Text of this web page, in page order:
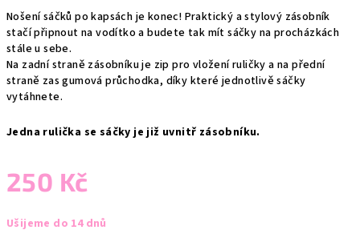
Nošení sáčků po kapsách je konec! Praktický a stylový zásobník
stačí připnout na vodítko a budete tak mít sáčky na procházkách
stále u sebe.
Na zadní straně zásobníku je zip pro vložení ruličky a na přední
straně zas gumová průchodka, díky které jednotlivě sáčky
vytáhnete.
Jedna rulička se sáčky je již uvnitř zásobníku.
250 Kč
cena:
Ušijeme do 14 dnů